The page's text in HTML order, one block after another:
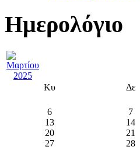
Ημερολόγιο
Κυ Δε
6
7
13
14
20
21
27
28